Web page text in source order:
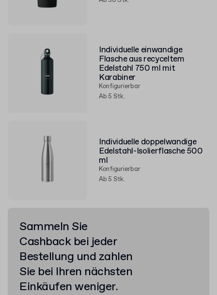
Individuelle einwandige
Flasche aus recyceltem
Edelstahl 750 ml mit
Karabiner
Konfigurierbar
Ab 5 Stk.
Individuelle doppelwandige
Edelstahl-Isolierflasche 500
ml
Konfigurierbar
Ab 5 Stk.
Sammeln Sie
Cashback bei jeder
Bestellung und zahlen
Sie bei Ihren nächsten
Einkäufen weniger.